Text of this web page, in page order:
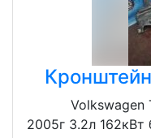
Volkswagen
2005г 3.2л